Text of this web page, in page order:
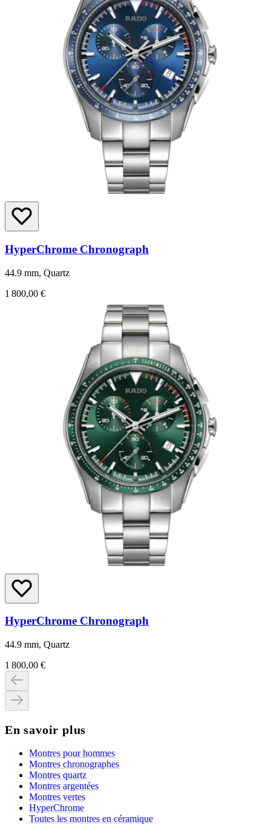
HyperChrome Chronograph
44.9 mm, Quartz
1 800,00 €
HyperChrome Chronograph
44.9 mm, Quartz
1 800,00 €
En savoir plus
Montres pour hommes
Montres chronographes
Montres quartz
Montres argentées
Montres vertes
HyperChrome
Toutes les montres en céramique